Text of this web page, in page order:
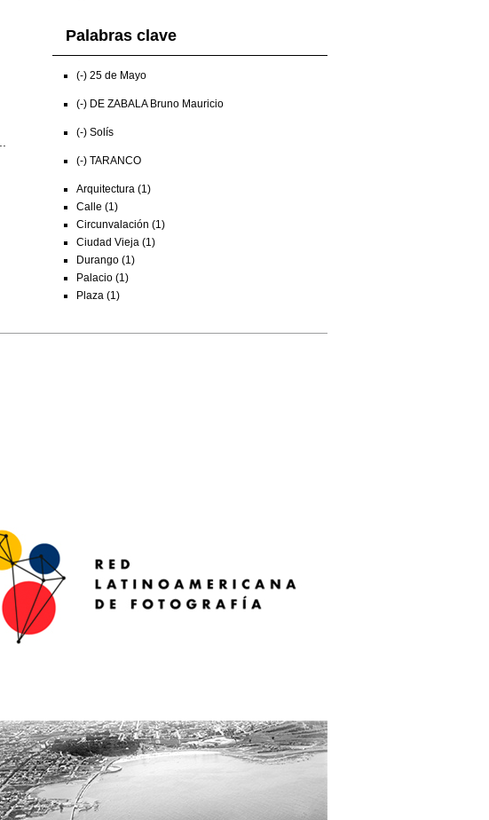
Palabras clave
(-) 25 de Mayo
(-) DE ZABALA Bruno Mauricio
(-) Solís
(-) TARANCO
Arquitectura (1)
Calle (1)
Circunvalación (1)
Ciudad Vieja (1)
Durango (1)
Palacio (1)
Plaza (1)